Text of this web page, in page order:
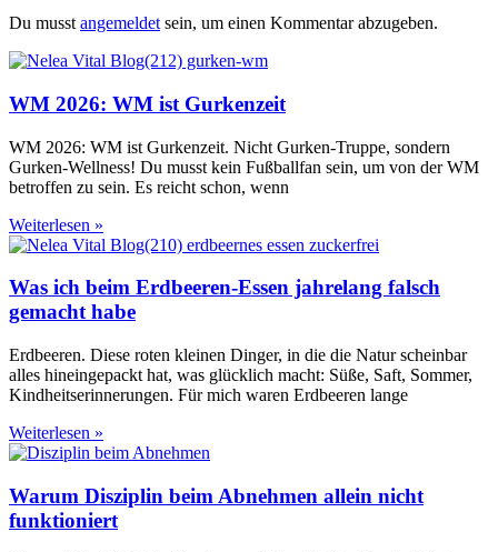
Du musst angemeldet sein, um einen Kommentar abzugeben.
WM 2026: WM ist Gurkenzeit
WM 2026: WM ist Gurkenzeit. Nicht Gurken-Truppe, sondern
Gurken-Wellness! Du musst kein Fußballfan sein, um von der WM
betroffen zu sein. Es reicht schon, wenn
Weiterlesen »
Was ich beim Erdbeeren-Essen jahrelang falsch
gemacht habe
Erdbeeren. Diese roten kleinen Dinger, in die die Natur scheinbar
alles hineingepackt hat, was glücklich macht: Süße, Saft, Sommer,
Kindheitserinnerungen. Für mich waren Erdbeeren lange
Weiterlesen »
Warum Disziplin beim Abnehmen allein nicht
funktioniert